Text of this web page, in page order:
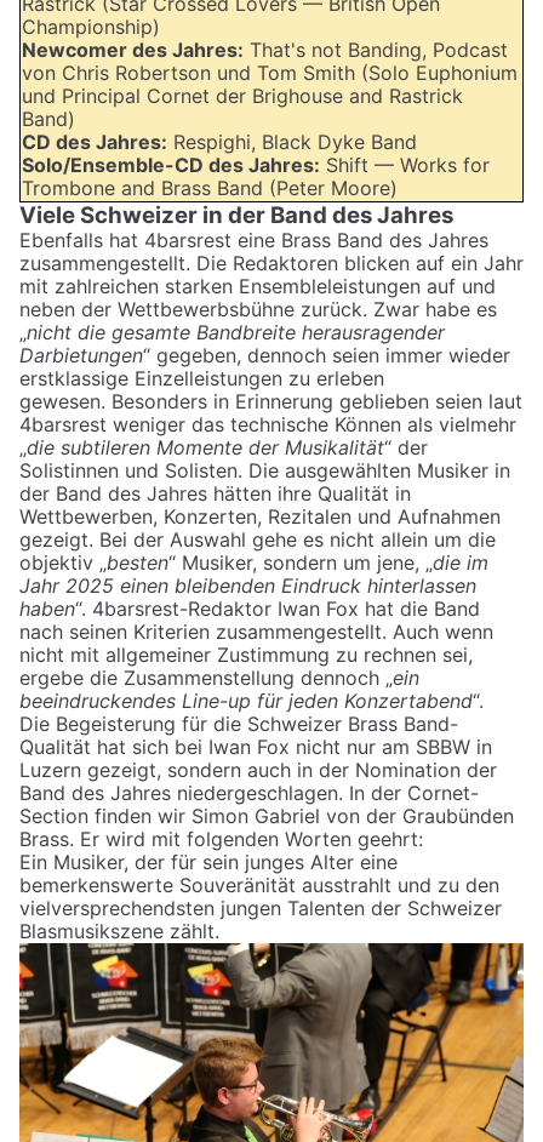
Championship)
Newcomer des Jahres: That's not Banding, Podcast
von Chris Robertson und Tom Smith (Solo Euphonium
und Principal Cornet der Brighouse and Rastrick
Band)
CD des Jahres: Respighi, Black Dyke Band
Solo/Ensemble-CD des Jahres: Shift — Works for
Trombone and Brass Band (Peter Moore)
Viele Schweizer in der Band des Jahres
Ebenfalls hat 4barsrest eine Brass Band des Jahres
zusammengestellt. Die Redaktoren blicken auf ein Jahr
mit zahlreichen starken Ensembleleistungen auf und
neben der Wettbewerbsbühne zurück. Zwar habe es
„nicht die gesamte Bandbreite herausragender
Darbietungen“ gegeben, dennoch seien immer wieder
erstklassige Einzelleistungen zu erleben
gewesen. Besonders in Erinnerung geblieben seien laut
4barsrest weniger das technische Können als vielmehr
„die subtileren Momente der Musikalität“ der
Solistinnen und Solisten. Die ausgewählten Musiker in
der Band des Jahres hätten ihre Qualität in
Wettbewerben, Konzerten, Rezitalen und Aufnahmen
gezeigt. Bei der Auswahl gehe es nicht allein um die
objektiv „besten“ Musiker, sondern um jene, „die im
Jahr 2025 einen bleibenden Eindruck hinterlassen
haben“. 4barsrest-Redaktor Iwan Fox hat die Band
nach seinen Kriterien zusammengestellt. Auch wenn
nicht mit allgemeiner Zustimmung zu rechnen sei,
ergebe die Zusammenstellung dennoch „ein
beeindruckendes Line-up für jeden Konzertabend“.
Die Begeisterung für die Schweizer Brass Band-
Qualität hat sich bei Iwan Fox nicht nur am SBBW in
Luzern gezeigt, sondern auch in der Nomination der
Band des Jahres niedergeschlagen. In der Cornet-
Section finden wir Simon Gabriel von der Graubünden
Brass. Er wird mit folgenden Worten geehrt:
Ein Musiker, der für sein junges Alter eine
bemerkenswerte Souveränität ausstrahlt und zu den
vielversprechendsten jungen Talenten der Schweizer
Blasmusikszene zählt.